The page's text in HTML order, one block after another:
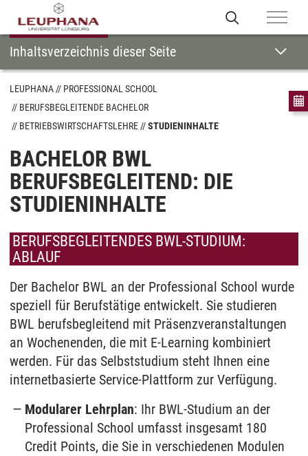
LEUPHANA
PROFESSIONAL SCHOOL
BERUFSBEGLEITENDE BACHELOR
BETRIEBSWIRTSCHAFTSLEHRE
STUDIENINHALTE
BACHELOR BWL
BERUFSBEGLEITEND: DIE
STUDIENINHALTE
BERUFSBEGLEITENDES BWL-STUDIUM:
ABLAUF
Der Bachelor BWL an der Professional School wurde
speziell für Berufstätige entwickelt. Sie studieren
BWL berufsbegleitend mit Präsenzveranstaltungen
an Wochenenden, die mit E-Learning kombiniert
werden. Für das Selbststudium steht Ihnen eine
internetbasierte Service-Plattform zur Verfügung.
Modularer Lehrplan: Ihr BWL-Studium an der
Professional School umfasst insgesamt 180
Credit Points, die Sie in verschiedenen Modulen
Inhaltsverzeichnis dieser Seite